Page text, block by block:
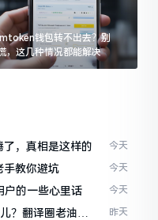
钱包转不出去？别
，这几种情况都能解决
，真相是这样的 今天
教你避坑 今天
的一些心里话 今天
？翻译圈老油条
昨天